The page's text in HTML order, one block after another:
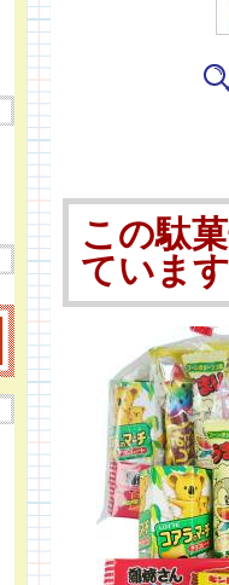
この駄
ていま